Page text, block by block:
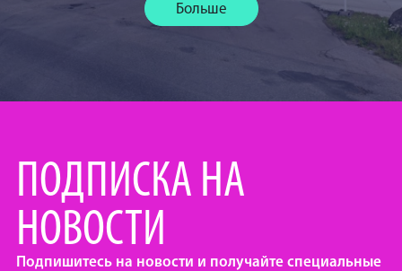
Больше
ПОДПИСКА НА
НОВОСТИ
Подпишитесь на новости и получайте специальные